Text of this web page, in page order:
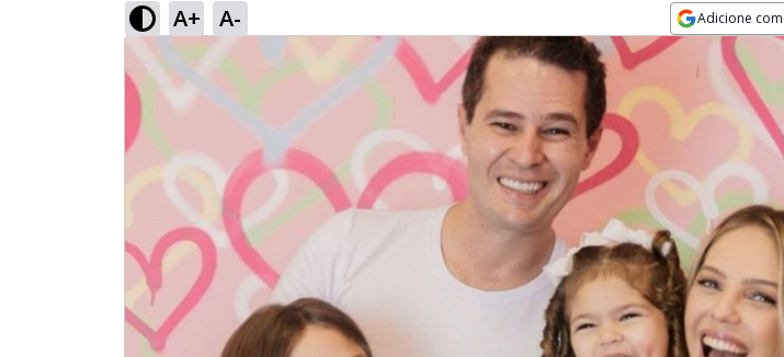
A+ A- Adicione
Opens in new